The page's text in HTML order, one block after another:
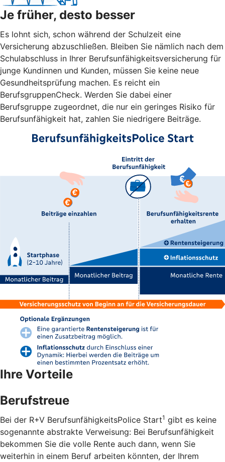
Je früher, desto besser
Es lohnt sich, schon während der Schulzeit eine
Versicherung abzuschließen. Bleiben Sie nämlich nach dem
Schulabschluss in Ihrer Berufsunfähigkeitsversicherung für
junge Kundinnen und Kunden, müssen Sie keine neue
Gesundheitsprüfung machen. Es reicht ein
BerufsgruppenCheck. Werden Sie dabei einer
Berufsgruppe zugeordnet, die nur ein geringes Risiko für
Berufsunfähigkeit hat, zahlen Sie niedrigere Beiträge.
Ihre Vorteile
Berufstreue
Bei der R+V BerufsunfähigkeitsPolice Start1 gibt es keine
sogenannte abstrakte Verweisung: Bei Berufsunfähigkeit
bekommen Sie die volle Rente auch dann, wenn Sie
weiterhin in einem Beruf arbeiten könnten, der Ihrem